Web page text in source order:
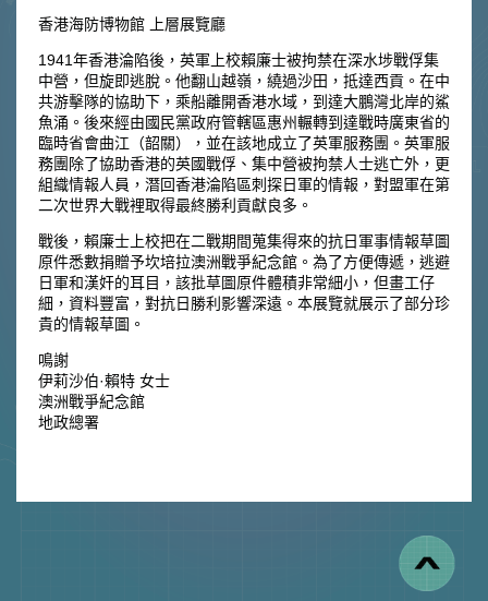
香港海防博物館 上層展覽廳
1941年香港淪陷後，英軍上校賴廉士被拘禁在深水埗戰俘集
中營，但旋即逃脫。他翻山越嶺，繞過沙田，抵達西貢。在中
共游擊隊的協助下，乘船離開香港水域，到達大鵬灣北岸的鯊
魚涌。後來經由國民黨政府管轄區惠州輾轉到達戰時廣東省的
臨時省會曲江（韶關），並在該地成立了英軍服務團。英軍服
務團除了協助香港的英國戰俘、集中營被拘禁人士逃亡外，更
組織情報人員，潛回香港淪陷區刺探日軍的情報，對盟軍在第
二次世界大戰裡取得最終勝利貢獻良多。
戰後，賴廉士上校把在二戰期間蒐集得來的抗日軍事情報草圖
原件悉數捐贈予坎培拉澳洲戰爭紀念館。為了方便傳遞，逃避
日軍和漢奸的耳目，該批草圖原件體積非常細小，但畫工仔
細，資料豐富，對抗日勝利影響深遠。本展覽就展示了部分珍
貴的情報草圖。
鳴謝
伊莉沙伯·賴特 女士
澳洲戰爭紀念館
地政總署